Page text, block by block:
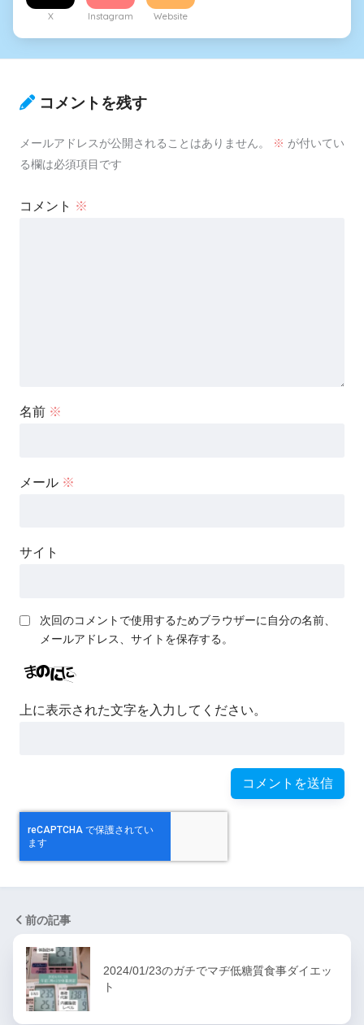
X Instagram Website
コメントを残す
メールアドレスが公開されることはありません。 ※ が付いてい
る欄は必須項目です
コメント ※
名前 ※
メール ※
サイト
次回のコメントで使用するためブラウザーに自分の名前、
メールアドレス、サイトを保存する。
上に表示された文字を入力してください。
前の記事
2024/01/23のガチでマヂ低糖質食事ダイエッ
ト